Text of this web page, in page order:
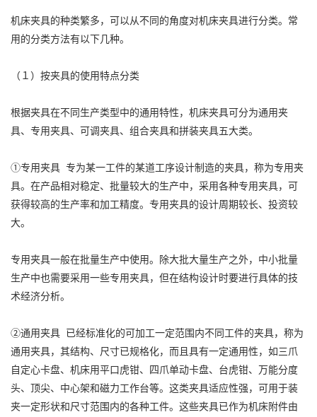
机床夹具的种类繁多，可以从不同的角度对机床夹具进行分类。常
用的分类方法有以下几种。
（１）按夹具的使用特点分类
根据夹具在不同生产类型中的通用特性，机床夹具可分为通用夹
具、专用夹具、可调夹具、组合夹具和拼装夹具五大类。
①专用夹具 专为某一工件的某道工序设计制造的夹具，称为专用夹
具。在产品相对稳定、批量较大的生产中，采用各种专用夹具，可
获得较高的生产率和加工精度。专用夹具的设计周期较长、投资较
大。
专用夹具一般在批量生产中使用。除大批大量生产之外，中小批量
生产中也需要采用一些专用夹具，但在结构设计时要进行具体的技
术经济分析。
②通用夹具 已经标准化的可加工一定范围内不同工件的夹具，称为
通用夹具，其结构、尺寸已规格化，而且具有一定通用性，如三爪
自定心卡盘、机床用平口虎钳、四爪单动卡盘、台虎钳、万能分度
头、顶尖、中心架和磁力工作台等。这类夹具适应性强，可用于装
夹一定形状和尺寸范围内的各种工件。这些夹具已作为机床附件由